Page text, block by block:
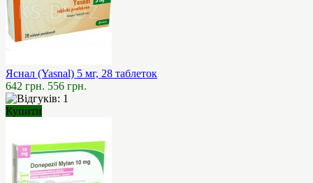
Яснал (Yasnal) 5 мг, 28 таблеток
642 грн. 556 грн.
Купити